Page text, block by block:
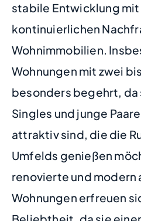
stabile Entwicklung
kontinuierlichen
Wohnimmobilien.
Wohnungen mit zwei
besonders begehrt, da
Singles und junge
attraktiv sind, die die
Umfelds genießen
renovierte und
Wohnungen erfreuen